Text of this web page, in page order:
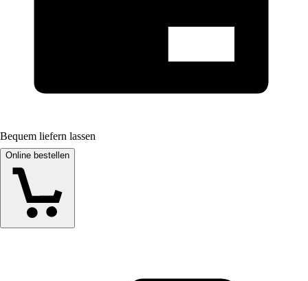
Bequem liefern lassen
Online bestellen